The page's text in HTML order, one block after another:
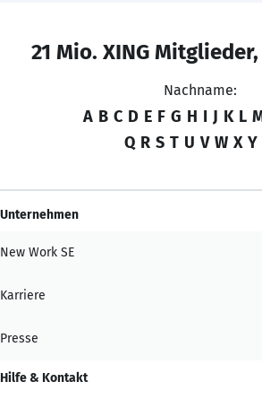
21 Mio. XING
Nachname:
A B C D E F G H I J K L
Q R S T U V W X Y
Unternehmen
New Work SE
Karriere
Presse
Hilfe & Kontakt